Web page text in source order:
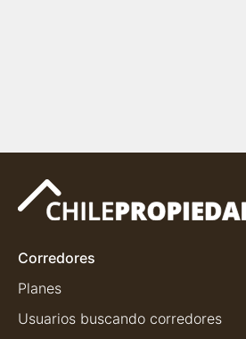
Corredores
Planes
Usuarios buscando corredores